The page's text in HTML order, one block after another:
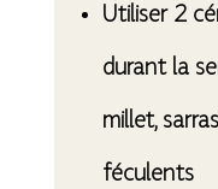
Utiliser 2
durant la
millet,
féculents